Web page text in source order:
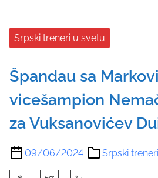
Srpski treneri u svetu
Špandau sa
vicešampion
za Vuksanovićev
09/06/2024 Srpski